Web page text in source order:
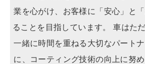
業を心がけ、お客様に「安心」と
ることを目指しています。 車はた
一緒に時間を重ねる大切なパート
に、コーティング技術の向上に努